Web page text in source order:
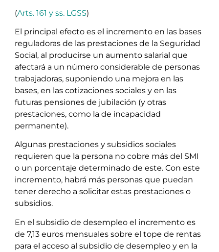
(Arts. 161 y ss. LGSS)
El principal efecto es el incremento en las bases
reguladoras de las prestaciones de la Seguridad
Social, al producirse un aumento salarial que
afectará a un número considerable de personas
trabajadoras, suponiendo una mejora en las
bases, en las cotizaciones sociales y en las
futuras pensiones de jubilación (y otras
prestaciones, como la de incapacidad
permanente).
Algunas prestaciones y subsidios sociales
requieren que la persona no cobre más del SMI
o un porcentaje determinado de este. Con este
incremento, habrá más personas que puedan
tener derecho a solicitar estas prestaciones o
subsidios.
En el subsidio de desempleo el incremento es
de 7,13 euros mensuales sobre el tope de rentas
para el acceso al subsidio de desempleo y en la